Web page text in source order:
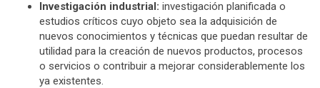
Investigación industrial: investigación planificada o
estudios críticos cuyo objeto sea la adquisición de
nuevos conocimientos y técnicas que puedan resultar de
utilidad para la creación de nuevos productos, procesos
o servicios o contribuir a mejorar considerablemente los
ya existentes.